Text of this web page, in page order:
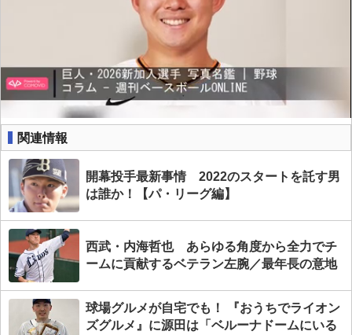
関連情報
開幕投手最新事情 2022のスタートを託す男
は誰か！【パ・リーグ編】
西武・内海哲也 あらゆる角度から全力でチ
ームに貢献するベテラン左腕／最年長の意地
球場グルメが自宅でも！ 『おうちでライオン
ズグルメ』に源田は「ベルーナドームにいる